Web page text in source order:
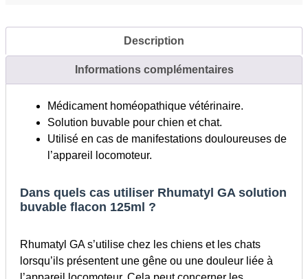
Description
Informations complémentaires
Médicament homéopathique vétérinaire.
Solution buvable pour chien et chat.
Utilisé en cas de manifestations douloureuses de
l’appareil locomoteur.
Dans quels cas utiliser Rhumatyl GA solution
buvable flacon 125ml ?
Rhumatyl GA s’utilise chez les chiens et les chats
lorsqu’ils présentent une gêne ou une douleur liée à